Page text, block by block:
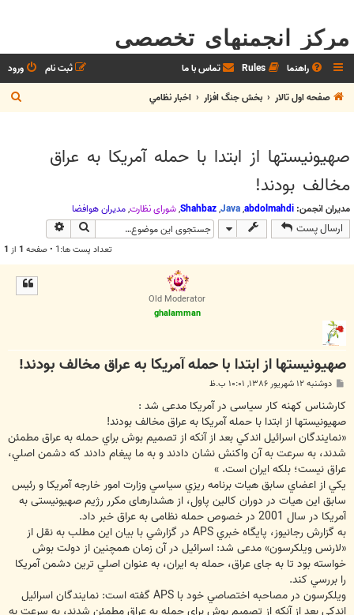
مرکز انجمنهای تخصصی
راهنما Rules تماس با ما ورود
ثبت نام
صفحه اول تالار
بخش جنگ افزار اخبار نظامي
س
صهیونیستها از ابتدا با حمله آمریکا به عراق
مخالف بودند!
مدیران انجمن: abdolmahdi
,
Java
,
Shahbaz
,شوراي نظارت,مديران هوافضا
ارسال پست جستجو
تعداد پست ها:1 • صفحه 1 از 1
Old Moderator
ghalamman
صهیونیستها از ابتدا با حمله آمریکا به عراق مخالف بودند!
ت
دوشنبه ۱۲ شهریور ۱۳۸۶, ۱۰:۰۱ ب.ظ
کارشناس کهنه کار سیاسی در آمریکا مدعی شد :
صهیونیستها از ابتدا با حمله آمریکا به عراق مخالف بودند!
«نمايندگان اسرائيل اندكي بعد از آنكه از تصميم بوش براي حمله به عراق مطمئن
شدند، به سرعت به آن واكنش نشان دادند و به ما پیغام دادند كه دشمن اصلي،
عراق نيست؛ بلكه ايران است. »
يكي از اعضاي سابق هيات برنامه ريزي سياسي وزارت امور خارجه آمريكا و رئیس
سابق اين هيات در دوران كالين پاول، از هشدارهای مکرر رژیم صهیونیستی به
آمريكا در سال 2001 در خصوص حمله نظامی به عراق خبر داد.
به گزارش رجانیوز، پايگاه خبري APS در گزارشي با بيان اين مطلب به نقل از
«لارنس ويلكرسون» مدعی شد: اسرائيل در آن زمان همچنين از دولت بوش
خواسته بود تا به جای عراق، حمله به ايران، به عنوان اصلي ترين دشمن آمريكا
را بررسي کند.
ويلكرسون در مصاحبه اختصاصي خود با APS گفته است: نمايندگان اسرائيل
اندكي بعد از آنكه از تصميم بوش براي حمله به عراق مطمئن شدند، به سرعت به